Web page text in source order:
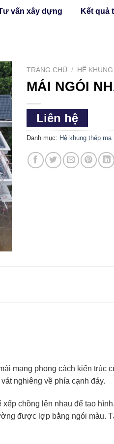
vấn xây dựng Kết quả
TRANG CHỦ / HỆ
MÁI NGÓI
Liên hệ
Danh mục: Hệ khung thép mạ
mang phong cách kiến trúc
nghiêng về phía cạnh đáy.
chồng lên nhau để tạo
được lợp bằng ngói màu.